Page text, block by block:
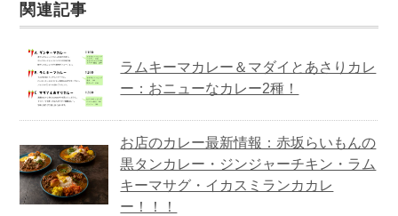
関連記事
ラムキーマカレー＆マダイとあさりカレ
ー：おニューなカレー2種！
お店のカレー最新情報：赤坂らいもんの
黒タンカレー・ジンジャーチキン・ラム
キーマサグ・イカスミランカカレ
ー！！！